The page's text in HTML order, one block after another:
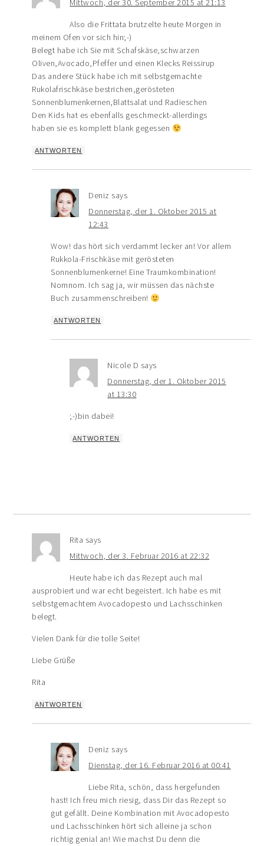
Mittwoch, der 30. September 2015 at 21:13
Also die Frittata brutzelte heute Morgen in
meinem Ofen vor sich hin;-)
Belegt habe ich Sie mit Schafskäse,schwarzen
Oliven,Avocado,Pfeffer und einen Klecks Reissirup
Das andere Stück habe ich mit selbstgemachte
Rukolafrischkäse bestrichen,gerösteten
Sonnenblumenkernen,Blattsalat und Radieschen
Den Kids hat es ebenfalls geschmeckt-allerdings
haben sie es komplett blank gegessen
ANTWORTEN
Deniz says
Donnerstag, der 1. Oktober 2015 at
12:43
Wow! das hört sich verdammt lecker an! Vor allem
Rukkola-Frischkäse mit gerösteten
Sonnenblumenkerne! Eine Traumkombination!
Nomnom. Ich sag ja, wir müssen das nächste
Buch zusammenschreiben!
ANTWORTEN
Nicole D says
Donnerstag, der 1. Oktober 2015
at 13:30
;-)bin dabei!
ANTWORTEN
Rita says
Mittwoch, der 3. Februar 2016 at 22:32
Heute habe ich das Rezept auch mal
ausprobiert und war echt begeistert. Ich habe es mit
selbstgemachtem Avocadopesto und Lachsschinken
belegt.
Vielen Dank für die tolle Seite!
Liebe Grüße
Rita
ANTWORTEN
Deniz says
Dienstag, der 16. Februar 2016 at 00:41
Liebe Rita, schön, dass hergefunden
hast! Ich freu mich riesig, dass Dir das Rezept so
gut gefällt. Deine Kombination mit Avocadopesto
und Lachsschinken hört sich alleine ja schon
richtig genial an! Wie machst Du denn die